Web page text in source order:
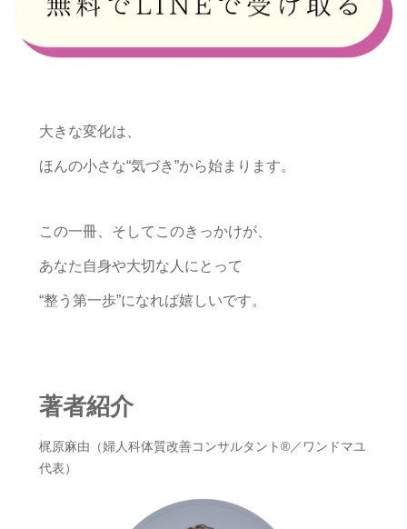
大きな変化は、
ほんの小さな“気づき”から始まります。
この一冊、そしてこのきっかけが、
あなた自身や大切な人にとって
“整う第一歩”になれば嬉しいです。
著者紹介
梶原麻由（婦人科体質改善コンサルタント®︎／ワンドマユ
代表）